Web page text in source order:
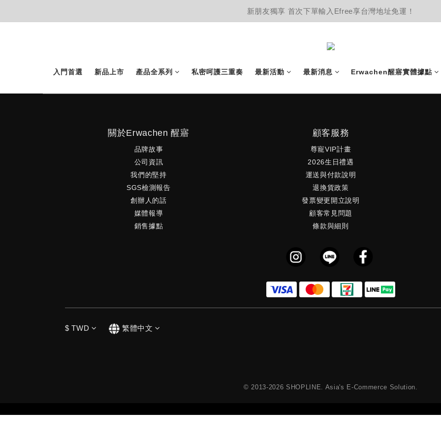
新朋友獨享 首次下單輸入Efree享台灣地址免運！
入門首選 新品上市 產品全系列 私密呵護三重奏 最新活動 最新消息 Erwachen醒寤實體據點
關於Erwachen 醒寤
品牌故事
公司資訊
我們的堅持
SGS檢測報告
創辦人的話
媒體報導
銷售據點
顧客服務
尊寵VIP計畫
2026生日禮遇
運送與付款說明
退換貨政策
發票變更開立說明
顧客常見問題
條款與細則
$ TWD 繁體中文
© 2013-2026 SHOPLINE. Asia's E-Commerce Solution.